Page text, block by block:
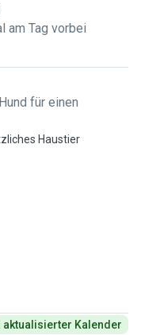
die Hunde mit
es eine Buchung
anschreiben :) wir
am Tag vorbei
für einen
Haustier
aktualisierter Kalender